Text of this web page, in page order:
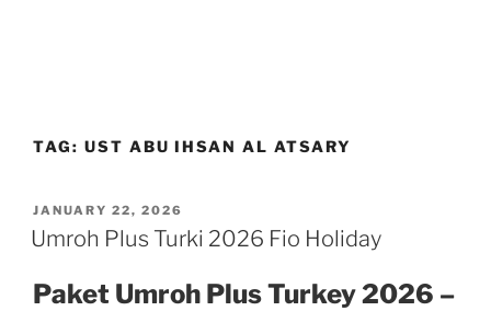
TAG: UST ABU IHSAN AL ATSARY
POSTED
ON
JANUARY 22, 2026
Umroh Plus Turki 2026 Fio Holiday
Paket Umroh Plus Turkey 2026 –